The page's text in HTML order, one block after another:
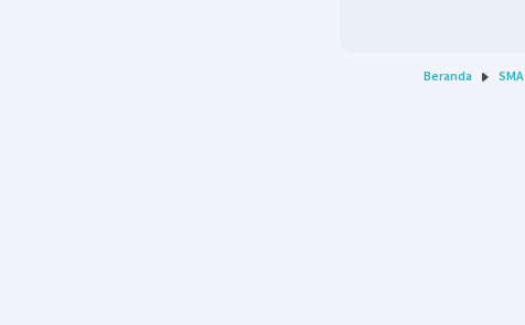
Beranda SMA